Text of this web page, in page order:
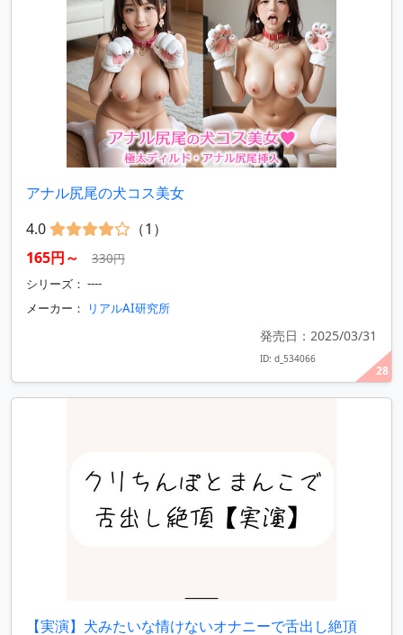
28
アナル尻尾の犬コス美女
4.0
（1）
165円～
330円
シリーズ： ----
メーカー：
リアルAI研究所
発売日：2025/03/31
ID: d_534066
【実演】犬みたいな情けないオナニーで舌出し絶頂